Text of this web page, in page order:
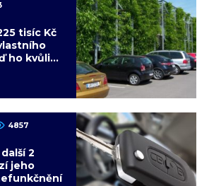
tisíc Kč
ho kvůli
4857
2
jeho